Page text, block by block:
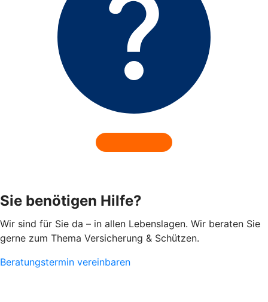
Sie benötigen Hilfe?
Wir sind für Sie da – in allen Lebenslagen. Wir beraten Sie
gerne zum Thema Versicherung & Schützen.
Beratungstermin vereinbaren